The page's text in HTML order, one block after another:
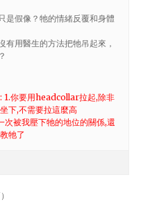
是假像？牠的情緒反覆和身體
有用醫生的方法把牠吊起來，
1.你要用headcollar拉起,除非
下,不需要拉這麼高
次被我壓下牠的地位的關係,還
牠了